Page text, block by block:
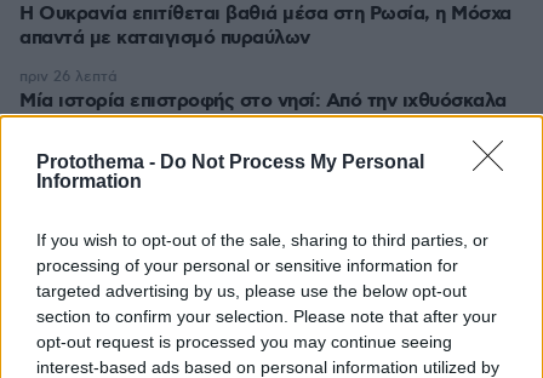
Protothema - Do Not Process My Personal
Information
If you wish to opt-out of the sale, sharing to third parties, or
processing of your personal or sensitive information for
targeted advertising by us, please use the below opt-out
section to confirm your selection. Please note that after your
opt-out request is processed you may continue seeing
interest-based ads based on personal information utilized by
Η Ουκρανία επιτίθεται βαθιά μέσα στη Ρωσία, η Μόσχα
απαντά με καταιγισμό πυραύλων
Μία ιστορία επιστροφής στο νησί: Από την ιχθυόσκαλα
του Κερατσινίου και γνωστά εστιατόρια της Αττικής στη
Σκύρο
πριν 26 λεπτά
σε Χίο, Ηλεία, Πιερία και Δράμα
πριν 26 λεπτά
ΔΕΙΤΕ ΟΛΕΣ ΤΙΣ ΕΙΔΗΣΕΙΣ